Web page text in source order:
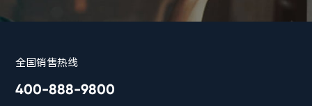
全国销售热线
400-888-9800